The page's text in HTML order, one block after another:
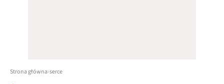
Strona główna serce